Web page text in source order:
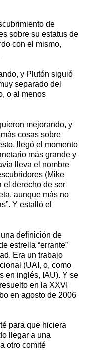
de
sobre su estatus de
con el mismo,
y Plutón siguió
separado del
o al menos
mejorando, y
cosas sobre
llegó el momento
más grande y
lleva el nombre
(Mike
el derecho de ser
aunque más no
Y estalló el
definición de
estrella “errante”
Era un trabajo
(UAI, o, como
en inglés, IAU). Y se
en la XXVI
en agosto de 2006
para que hiciera
llegar a una
otro comité